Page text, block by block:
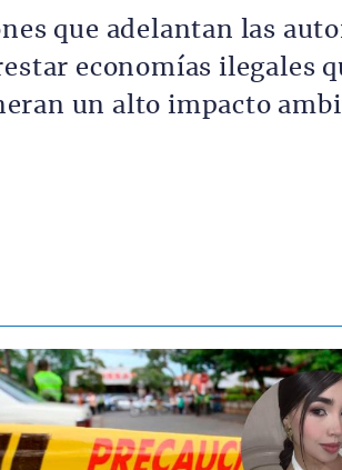
que adelantan las
economías ilegales
un alto impacto
multimedia principal